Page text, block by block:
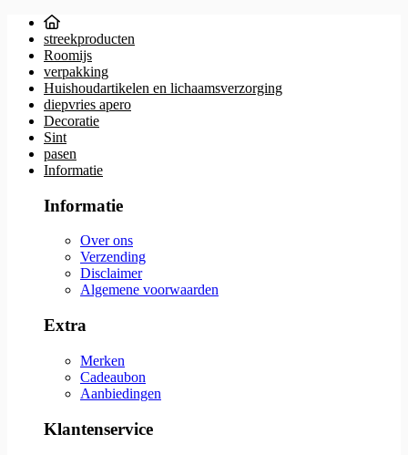
streekproducten
Roomijs
verpakking
Huishoudartikelen en lichaamsverzorging
diepvries apero
Decoratie
Sint
pasen
Informatie
Informatie
Over ons
Verzending
Disclaimer
Algemene voorwaarden
Extra
Merken
Cadeaubon
Aanbiedingen
Klantenservice